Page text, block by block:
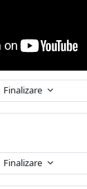
Finalizare
Finalizare